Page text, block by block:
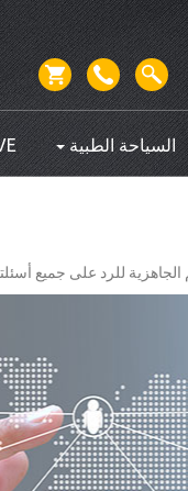
السياحة الطبية
الجاهزية للرد على جميع